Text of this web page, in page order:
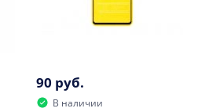
90 руб.
В наличии